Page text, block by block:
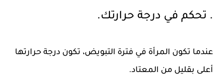
. تحكم في درجة حرارتك.
عندما تكون المرأة في فترة التبويض، تكون درجة حرارتها
أعلى بقليل من المعتاد.